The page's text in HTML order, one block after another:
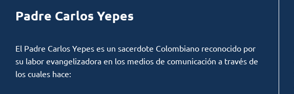
Padre Carlos Yepes
El Padre Carlos Yepes es un sacerdote Colombiano reconocido por
su labor evangelizadora en los medios de comunicación a través de
los cuales hace: